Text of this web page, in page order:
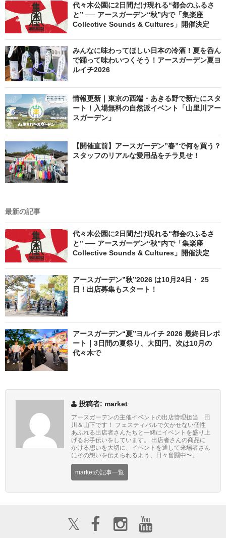
代々木公園に2日間だけ現れる“都会のふるさ
と” ── アースガーデン“秋”内で「集楽座
Collective Sounds & Cultures」開催決定
みんなに味わってほしい日本の冷酒！夏を呑ん
で踊って味わいつくそう！アースガーデン夏ヨ
ルイチ2026
情報更新｜東京の西端・あきる野で新たにスタ
ート！入場無料の自然派イベント「山里川アー
スガーデン」
【開催直前】アースガーデン”春”で何を買う？
スタッフのリアルな愛用品をチラ見せ！
最新の記事
代々木公園に2日間だけ現れる“都会のふるさ
と” ── アースガーデン“秋”内で「集楽座
Collective Sounds & Cultures」開催決定
アースガーデン”秋”2026 は10月24日・ 25
日！出店募集もスタート！
アースガーデン“夏”ヨルイチ 2026 最終日レポ
ート｜3日間の夏祭り、大団円。次は10月の
代々木で
投稿者: market
アースガーデンの主催イベントの出店管理担当 田
川＆山下です！ フェスティバルで欠かせない個性
あふれる出店者さんたちと一緒にイベントを盛り上
げるお手伝いをしています。 出店者さんの商品に
かける想いを大切に、イベントを通して来場者さん
にその想いを伝えられるよう、日々奮闘中〜。
marketの記事一覧
𝕏